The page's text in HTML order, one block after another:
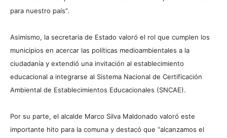
para nuestro país”.
Asimismo, la secretaria de Estado valoró el rol que cumplen los
municipios en acercar las políticas medioambientales a la
ciudadanía y extendió una invitación al establecimiento
educacional a integrarse al Sistema Nacional de Certificación
Ambiental de Establecimientos Educacionales (SNCAE).
Por su parte, el alcalde Marco Silva Maldonado valoró este
importante hito para la comuna y destacó que “alcanzamos el